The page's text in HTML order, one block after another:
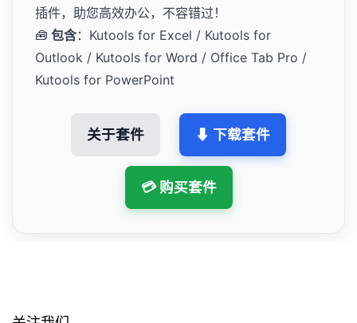
插件，助您高效办公，不容错过！
🧰 包含：Kutools for Excel / Kutools for
Outlook / Kutools for Word / Office Tab Pro /
Kutools for PowerPoint
关于套件 ⬇ 下载套件
💳 购买套件